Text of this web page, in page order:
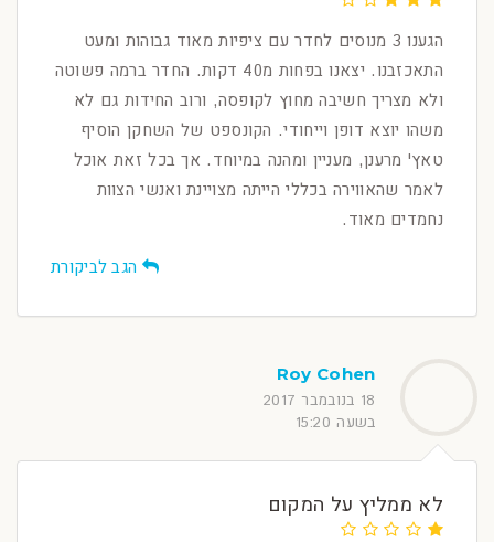
הגענו 3 מנוסים לחדר עם ציפיות מאוד גבוהות ומעט
התאכזבנו. יצאנו בפחות מ40 דקות. החדר ברמה פשוטה
ולא מצריך חשיבה מחוץ לקופסה, ורוב החידות גם לא
משהו יוצא דופן וייחודי. הקונספט של השחקן הוסיף
טאץ' מרענן, מעניין ומהנה במיוחד. אך בכל זאת אוכל
לאמר שהאווירה בכללי הייתה מצויינת ואנשי הצוות
נחמדים מאוד.
הגב לביקורת
Roy Cohen
18 בנובמבר 2017
בשעה 15:20
לא ממליץ על המקום